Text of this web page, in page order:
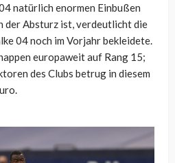
natürlich enormen Einbußen
der Absturz ist, verdeutlicht die
04 noch im Vorjahr bekleidete.
europaweit auf Rang 15;
des Clubs betrug in diesem